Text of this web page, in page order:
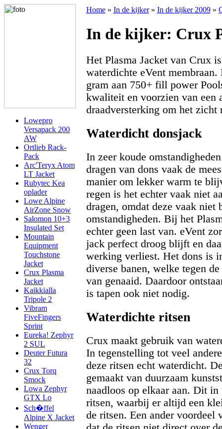
Lowepro
Versapack 200
AW
Ortlieb Rack-
Pack
Arc'Teryx Atom
LT Jacket
Rubytec Kea
oplader
Lowe Alpine
AirZone Snow
Salomon 10+3
Insulated Set
Mountain
Equipment
Touchstone
Jacket
Crux Plasma
Jacket
Kaikkialla
Tripole 2
Vibram
FiveFingers
Sprint
Eureka! Zephyr
2 SUL
Deuter Futura
32
Crux Torq
Smock
Lowa Zephyr
GTX Lo
Sch�ffel
Alpine X Jacket
Wenger
Home» In de kijker» In de kijker 2009»
In de kijker: Crux
Het Plasma Jacket van Crux
waterdichte eVent
gram aan 750+ fill power
kwaliteit en voorzien van een
draadversterking om het zicht
Waterdicht donsjack
In zeer koude
dragen van dons vaak de
manier om lekker warm te
regen is het echter vaak niet
dragen, omdat deze vaak niet
omstandigheden. Bij het
echter geen last van. eVent
jack perfect droog blijft en
werking verliest. Het dons is
diverse banen, welke tegen
van genaaid. Daardoor
is tapen ook niet nodig.
Waterdichte ritsen
Crux maakt gebruik van
In tegenstelling tot veel
deze ritsen echt waterdicht.
gemaakt van duurzaam
naadloos op elkaar aan. Dit
ritsen, waarbij er altijd een
de ritsen. Een ander